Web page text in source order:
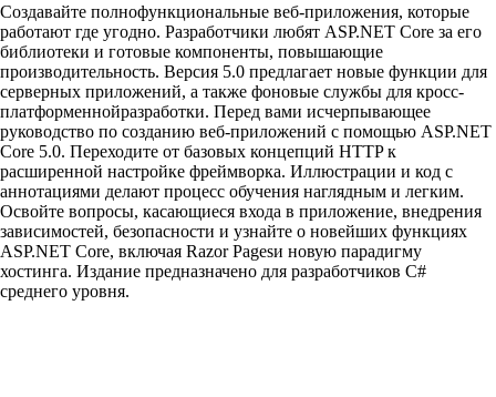
Создавайте полнофункциональные веб-приложения, которые
работают где угодно. Разработчики любят ASP.NET Core за его
библиотеки и готовые компоненты, повышающие
производительность. Версия 5.0 предлагает новые функции для
серверных приложений, а также фоновые службы для кросс-
платформеннойразработки. Перед вами исчерпывающее
руководство по созданию веб-приложений с помощью ASP.NET
Core 5.0. Переходите от базовых концепций HTTP к
расширенной настройке фреймворка. Иллюстрации и код с
аннотациями делают процесс обучения наглядным и легким.
Освойте вопросы, касающиеся входа в приложение, внедрения
зависимостей, безопасности и узнайте о новейших функциях
ASP.NET Core, включая Razor Pagesи новую парадигму
хостинга. Издание предназначено для разработчиков C#
среднего уровня.